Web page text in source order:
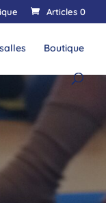
Articles 0
Boutique